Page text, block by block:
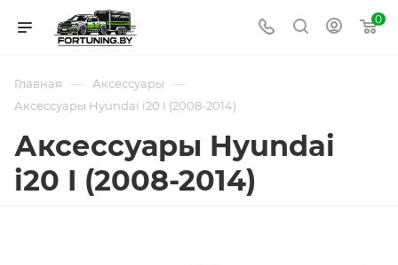
0
Главная — Аксессуары —
Аксессуары Hyundai i20 I (2008-2014)
Аксессуары Hyundai
i20 I (2008-2014)